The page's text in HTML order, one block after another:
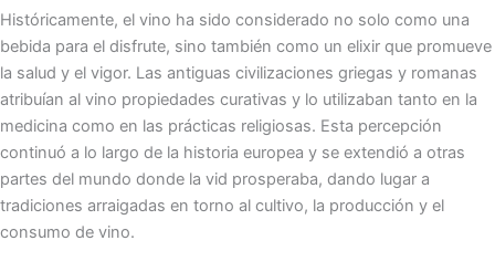
Históricamente, el vino ha sido considerado no solo como una
bebida para el disfrute, sino también como un elixir que promueve
la salud y el vigor. Las antiguas civilizaciones griegas y romanas
atribuían al vino propiedades curativas y lo utilizaban tanto en la
medicina como en las prácticas religiosas. Esta percepción
continuó a lo largo de la historia europea y se extendió a otras
partes del mundo donde la vid prosperaba, dando lugar a
tradiciones arraigadas en torno al cultivo, la producción y el
consumo de vino.